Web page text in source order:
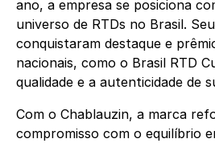
ano, a empresa se posiciona
universo de RTDs no Brasil.
conquistaram destaque e
nacionais, como o Brasil RTD
qualidade e a autenticidade de
Com o Chablauzin, a marca
compromisso com o equilíbrio